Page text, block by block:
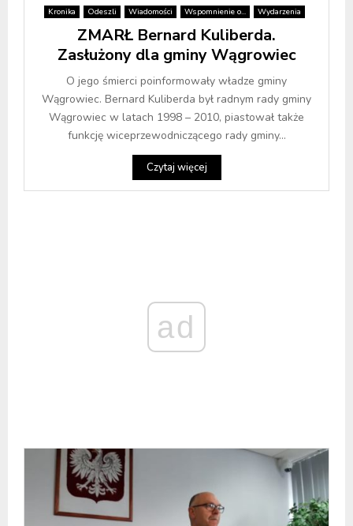
Kronika Odeszli Wiadomości Wspomnienie o... Wydarzenia
ZMARŁ Bernard Kuliberda.
Zasłużony dla gminy Wągrowiec
O jego śmierci poinformowały władze gminy
Wągrowiec. Bernard Kuliberda był radnym rady gminy
Wągrowiec w latach 1998 – 2010, piastował także
funkcję wiceprzewodniczącego rady gminy...
Czytaj więcej
ad